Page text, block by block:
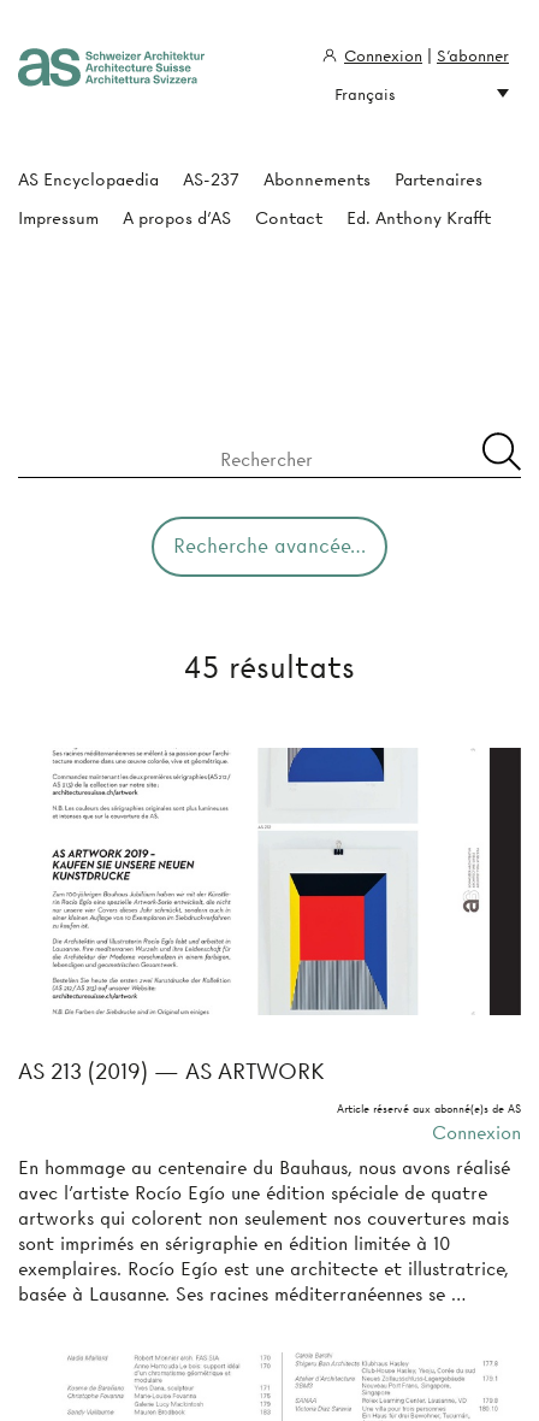
Recherche avancée…
45 résultats
AS 213 (2019) — AS ARTWORK
Article réservé aux abonné(e)s de AS
Connexion
En hommage au centenaire du Bauhaus, nous avons réalisé
avec l’artiste Rocío Egío une édition spéciale de quatre
artworks qui colorent non seulement nos couvertures mais
sont imprimés en sérigraphie en édition limitée à 10
exemplaires. Rocío Egío est une architecte et illustratrice,
basée à Lausanne. Ses racines méditerranéennes se …
AS Encyclopaedia AS-237 Abonnements
Partenaires
Impressum
A propos d'AS Contact Ed. Anthony Krafft
Connexion
S'abonner
Français